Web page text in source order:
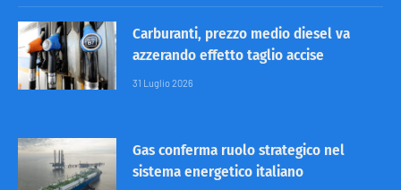
Carburanti, prezzo medio diesel va
azzerando effetto taglio accise
31 Luglio 2026
Gas conferma ruolo strategico nel
sistema energetico italiano